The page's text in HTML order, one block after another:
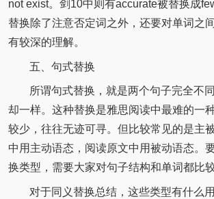
not exist。剑10中则有accurate被替换成
替换除了注意否定词之外，还要对单词之
有较深的理解。
五、句式替换
所谓句式替换，就是两个句子完全不
却一样。这种替换是雅思阅读中最难的一
较少，往往无迹可寻。但比较常见的是主
中用主动语态，阅读原文中用被动语态。
换类型，需要大家对句子结构和单词都比较
对于同义替换总结，这些类型有什么